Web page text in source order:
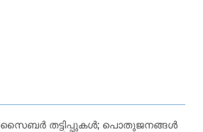
സൈബർ തട്ടിപ്പുകൾ; പൊതുജനങ്ങൾ